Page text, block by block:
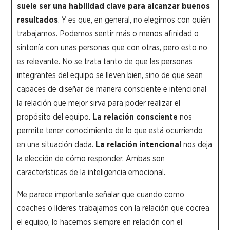
suele ser una habilidad clave para alcanzar buenos
resultados. Y es que, en general, no elegimos con quién
trabajamos. Podemos sentir más o menos afinidad o
sintonía con unas personas que con otras, pero esto no
es relevante. No se trata tanto de que las personas
integrantes del equipo se lleven bien, sino de que sean
capaces de diseñar de manera consciente e intencional
la relación que mejor sirva para poder realizar el
propósito del equipo. La relación consciente nos
permite tener conocimiento de lo que está ocurriendo
en una situación dada. La relación intencional nos deja
la elección de cómo responder. Ambas son
características de la inteligencia emocional.
Me parece importante señalar que cuando como
coaches o líderes trabajamos con la relación que cocrea
el equipo, lo hacemos siempre en relación con el